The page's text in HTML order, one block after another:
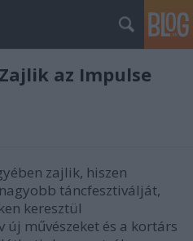
az Impulse
zajlik, hiszen
táncfesztiválját,
keresztül
művészeket és a kortárs